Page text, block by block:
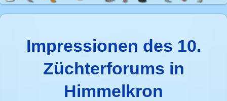
Impressionen des 10.
Züchterforums in
Himmelkron